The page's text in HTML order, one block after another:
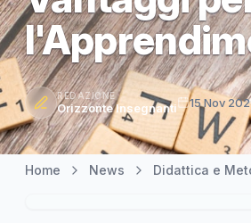
REDAZIONE
Orizzonte Insegnanti 15 Nov
Home News Didattica e